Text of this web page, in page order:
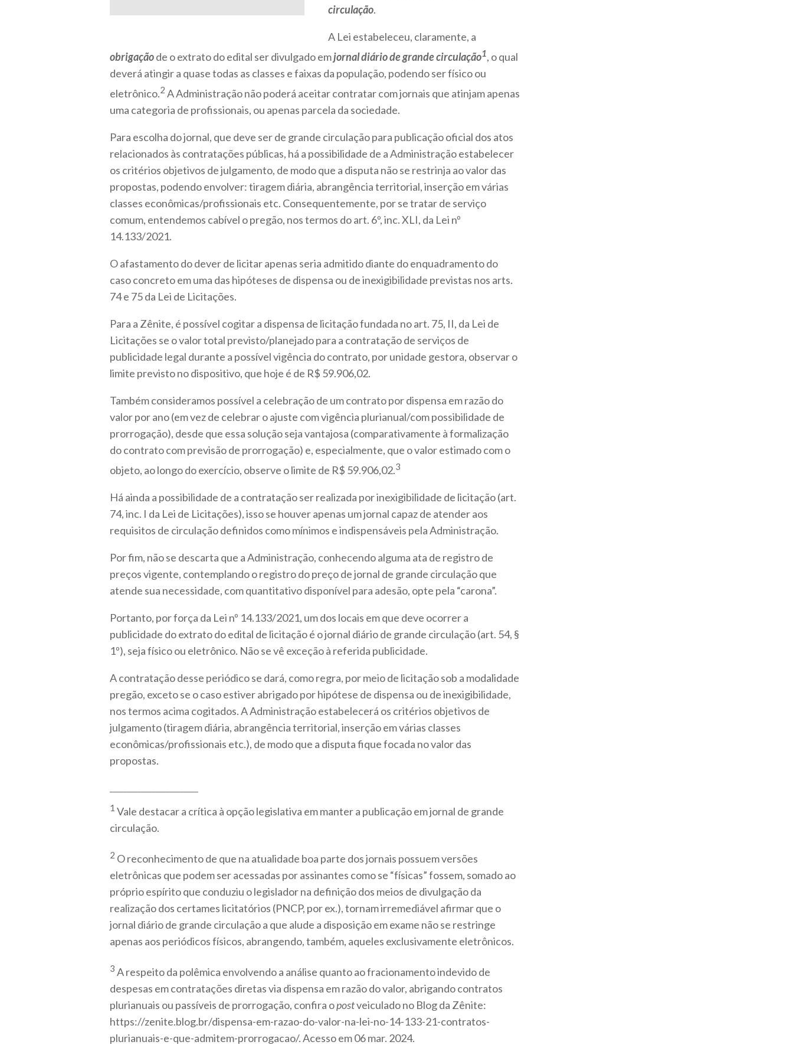
circulação.
A Lei estabeleceu, claramente, a
obrigaçãode o extrato do edital ser divulgado emjornal diário de grande circulação1, o qual
deverá atingir a quase todas as classes e faixas da população, podendo ser físico ou
eletrônico.2 A Administração não poderá aceitar contratar com jornais que atinjam apenas
uma categoria de profissionais, ou apenas parcela da sociedade.
Para escolha do jornal, que deve ser de grande circulação para publicação oficial dos atos
relacionados às contratações públicas, há a possibilidade de a Administração estabelecer
os critérios objetivos de julgamento, de modo que a disputa não se restrinja ao valor das
propostas, podendo envolver: tiragem diária, abrangência territorial, inserção em várias
classes econômicas/profissionais etc. Consequentemente, por se tratar de serviço
comum, entendemos cabível o pregão, nos termos do art. 6º, inc. XLI, da Lei nº
14.133/2021.
O afastamento do dever de licitar apenas seria admitido diante do enquadramento do
caso concreto em uma das hipóteses de dispensa ou de inexigibilidade previstas nos arts.
74 e 75 da Lei de Licitações.
Para a Zênite, é possível cogitar a dispensa de licitação fundada no art. 75, II, da Lei de
Licitações se o valor total previsto/planejado para a contratação de serviços de
publicidade legal durante a possível vigência do contrato, por unidade gestora, observar o
limite previsto no dispositivo, que hoje é de R$ 59.906,02.
Também consideramos possível a celebração de um contrato por dispensa em razão do
valor por ano (em vez de celebrar o ajuste com vigência plurianual/com possibilidade de
prorrogação), desde que essa solução seja vantajosa (comparativamente à formalização
do contrato com previsão de prorrogação) e, especialmente, que o valor estimado com o
objeto, ao longo do exercício, observe o limite de R$ 59.906,02.3
Há ainda a possibilidade de a contratação ser realizada por inexigibilidade de licitação (art.
74, inc. I da Lei de Licitações), isso se houver apenas um jornal capaz de atender aos
requisitos de circulação definidos como mínimos e indispensáveis pela Administração.
Por fim, não se descarta que a Administração, conhecendo alguma ata de registro de
preços vigente, contemplando o registro do preço de jornal de grande circulação que
atende sua necessidade, com quantitativo disponível para adesão, opte pela “carona”.
Portanto, por força da Lei nº 14.133/2021, um dos locais em que deve ocorrer a
publicidade do extrato do edital de licitação é o jornal diário de grande circulação (art. 54, §
1º), seja físico ou eletrônico. Não se vê exceção à referida publicidade.
A contratação desse periódico se dará, como regra, por meio de licitação sob a modalidade
pregão, exceto se o caso estiver abrigado por hipótese de dispensa ou de inexigibilidade,
nos termos acima cogitados. A Administração estabelecerá os critérios objetivos de
julgamento (tiragem diária, abrangência territorial, inserção em várias classes
econômicas/profissionais etc.), de modo que a disputa fique focada no valor das
propostas.
1 Vale destacar a crítica à opção legislativa em manter a publicação em jornal de grande
circulação.
2 O reconhecimento de que na atualidade boa parte dos jornais possuem versões
eletrônicas que podem ser acessadas por assinantes como se “físicas” fossem, somado ao
próprio espírito que conduziu o legislador na definição dos meios de divulgação da
realização dos certames licitatórios (PNCP, por ex.), tornam irremediável afirmar que o
jornal diário de grande circulação a que alude a disposição em exame não se restringe
apenas aos periódicos físicos, abrangendo, também, aqueles exclusivamente eletrônicos.
3 A respeito da polêmica envolvendo a análise quanto ao fracionamento indevido de
despesas em contratações diretas via dispensa em razão do valor, abrigando contratos
plurianuais ou passíveis de prorrogação, confira opostveiculado no Blog da Zênite:
https://zenite.blog.br/dispensa-em-razao-do-valor-na-lei-no-14-133-21-contratos-
plurianuais-e-que-admitem-prorrogacao/. Acesso em 06 mar. 2024.